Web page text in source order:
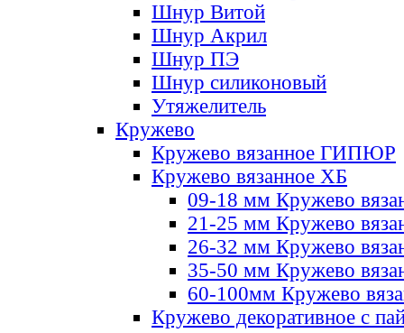
Шнур Витой
Шнур Акрил
Шнур ПЭ
Шнур силиконовый
Утяжелитель
Кружево
Кружево вязанное ГИПЮР
Кружево вязанное ХБ
09-18 мм Кружево
21-25 мм Кружево
26-32 мм Кружево
35-50 мм Кружево
60-100мм Кружево
Кружево декоративное с